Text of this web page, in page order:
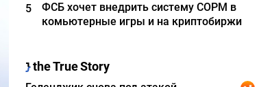
5
ФСБ хочет внедрить систему СОРМ в
комьютерные игры и на криптобиржи